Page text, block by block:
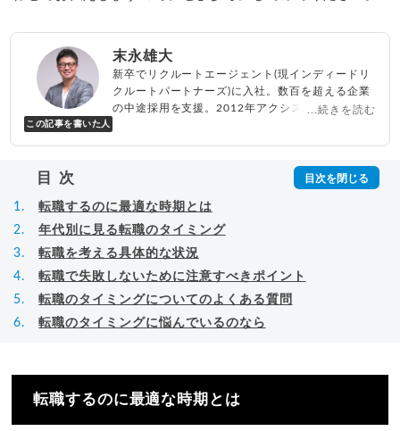
この記事を書いた人
末永雄大
新卒でリクルートエージェント(現インディードリ
クルートパートナーズ)に入社。数百を超える企業
の中途採用を支援。2012年アクシス(株)設立、代
」の総再生回数は2,000
成功する転職面接」「キャリア
ロジック」
▸ 詳細プロフィール（amazon
...続きを読む
目次
転職するのに最適な時期とは
年代別に見る転職のタイミング
転職を考える具体的な状況
転職で失敗しないために注意すべきポイント
転職のタイミングについてのよくある質問
転職のタイミングに悩んでいるのなら
転職するのに最適な時期とは